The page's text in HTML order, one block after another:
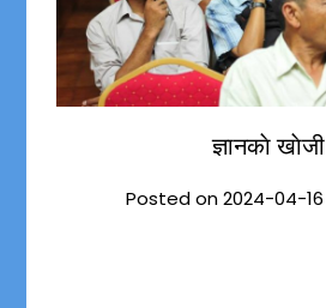
ज्ञानकाे खाेजी
Posted on2024-04-16